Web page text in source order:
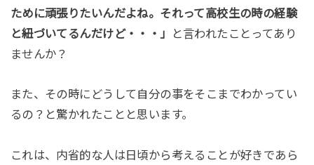
ために頑張りたいんだよね。それって高校生の時の経験
と紐づいてるんだけど・・・」
と言われたことってあり
ませんか？
また、その時にどうして自分の事をそこまでわかってい
るの？と驚かれたことと思います。
これは、内省的な人は日頃から考えることが好きであら